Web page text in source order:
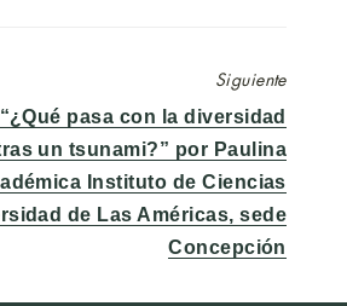
Siguiente
pasa con la diversidad
un tsunami?” por Paulina
Instituto de Ciencias
de Las Américas, sede
Concepción